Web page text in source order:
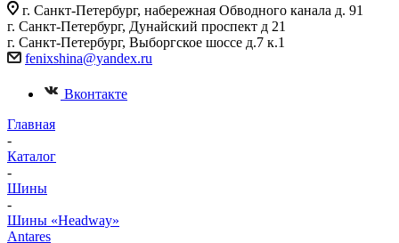
г. Санкт-Петербург, набережная Обводного канала д. 91
г. Санкт-Петербург, Дунайский проспект д 21
г. Санкт-Петербург, Выборгское шоссе д.7 к.1
fenixshina@yandex.ru
Вконтакте
Главная
-
Каталог
-
Шины
-
Шины «Headway»
Antares